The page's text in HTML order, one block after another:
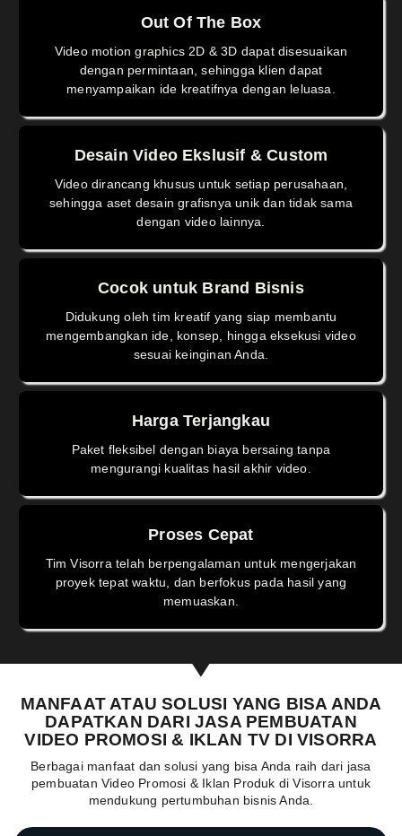
Out Of The Box
Video motion graphics 2D & 3D dapat disesuaikan
dengan permintaan, sehingga klien dapat
menyampaikan ide kreatifnya dengan leluasa.
Desain Video Ekslusif & Custom
Video dirancang khusus untuk setiap perusahaan,
sehingga aset desain grafisnya unik dan tidak sama
dengan video lainnya.
Cocok untuk Brand Bisnis
Didukung oleh tim kreatif yang siap membantu
mengembangkan ide, konsep, hingga eksekusi video
sesuai keinginan Anda.
Harga Terjangkau
Paket fleksibel dengan biaya bersaing tanpa
mengurangi kualitas hasil akhir video.
Proses Cepat
Tim Visorra telah berpengalaman untuk mengerjakan
proyek tepat waktu, dan berfokus pada hasil yang
memuaskan.
MANFAAT ATAU SOLUSI YANG BISA ANDA
DAPATKAN DARI JASA PEMBUATAN
VIDEO PROMOSI & IKLAN TV DI VISORRA
Berbagai manfaat dan solusi yang bisa Anda raih dari jasa
pembuatan Video Promosi & Iklan Produk di Visorra untuk
mendukung pertumbuhan bisnis Anda.